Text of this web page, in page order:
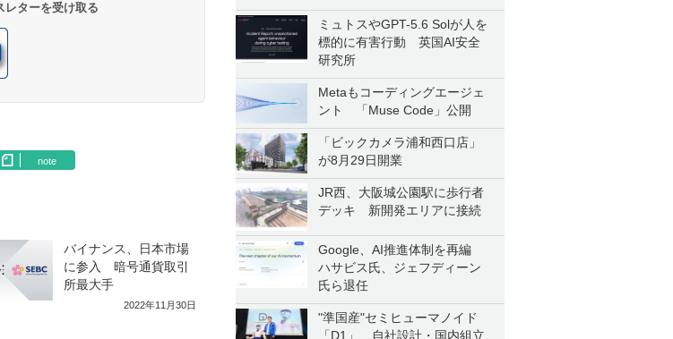
ミュトスやGPT-5.6 Solが人を
標的に有害行動 英国AI安全
研究所
Metaもコーディングエージェ
ント 「Muse Code」公開
「ビックカメラ浦和西口店」
が8月29日開業
JR西、大阪城公園駅に歩行者
デッキ 新開発エリアに接続
Google、AI推進体制を再編
ハサビス氏、ジェフディーン
氏ら退任
"準国産"セミヒューマノイド
「D1」 自社設計・国内組立
レターを受け取る
note
バイナンス、日本市場
に参入 暗号通貨取引
所最大手
2022年11月30日